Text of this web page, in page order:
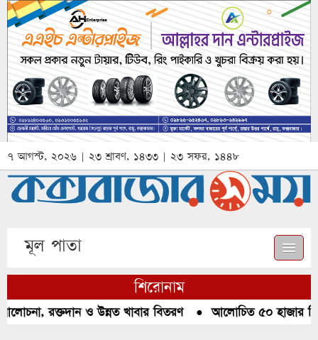
৭ আগস্ট, ২০২৬ | ২৩ শ্রাবণ, ১৪৩৩ | ২৩ সফর, ১৪৪৮
মূল পাতা
শিরোনাম
রক্তদান ও উন্নত খাবার বিতরণ● আলোচিত ৫০ হাজার